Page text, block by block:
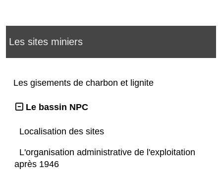
Les sites miniers
Les gisements de charbon et lignite
Le bassin NPC
Localisation des sites
L'organisation administrative de l'exploitation
après 1946